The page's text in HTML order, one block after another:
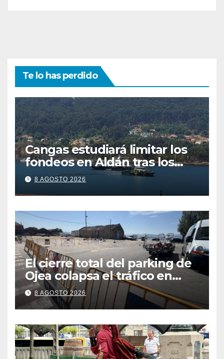
Te lo has perdido
Cangas estudiará limitar los
fondeos en Aldán tras los
últimos episodios de
contaminación en O Con
8 AGOSTO 2026
El cierre total del parking de
Ojea colapsa el tráfico en
Cangas
8 AGOSTO 2026